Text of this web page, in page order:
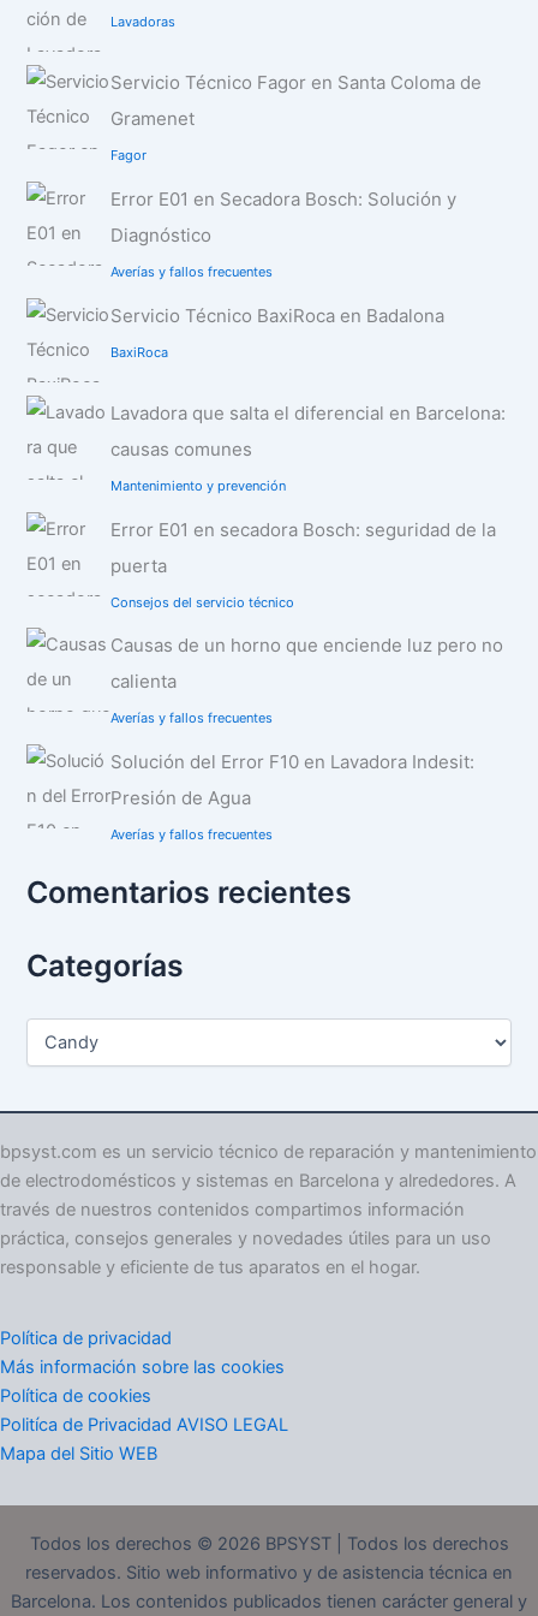
Lavadoras
Servicio Técnico Fagor en Santa Coloma de
Gramenet
Fagor
Error E01 en Secadora Bosch: Solución y
Diagnóstico
Averías y fallos frecuentes
Servicio Técnico BaxiRoca en Badalona
BaxiRoca
Lavadora que salta el diferencial en Barcelona:
causas comunes
Mantenimiento y prevención
Error E01 en secadora Bosch: seguridad de la
puerta
Consejos del servicio técnico
Causas de un horno que enciende luz pero no
calienta
Averías y fallos frecuentes
Solución del Error F10 en Lavadora Indesit:
Presión de Agua
Averías y fallos frecuentes
Comentarios recientes
Categorías
C
o
r
a
s
bpsyst.com es un servicio técnico de reparación y mantenimiento
de electrodomésticos y sistemas en Barcelona y alrededores. A
través de nuestros contenidos compartimos información
práctica, consejos generales y novedades útiles para un uso
responsable y eficiente de tus aparatos en el hogar.
Política de privacidad
Más información sobre las cookies
Política de cookies
Politíca de Privacidad AVISO LEGAL
Mapa del Sitio WEB
Todos los derechos © 2026 BPSYST | Todos los derechos
reservados. Sitio web informativo y de asistencia técnica en
Barcelona. Los contenidos publicados tienen carácter general y